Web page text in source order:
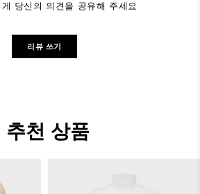
당신의 의견을 공유해 주세요
리뷰 쓰기
추천 상품